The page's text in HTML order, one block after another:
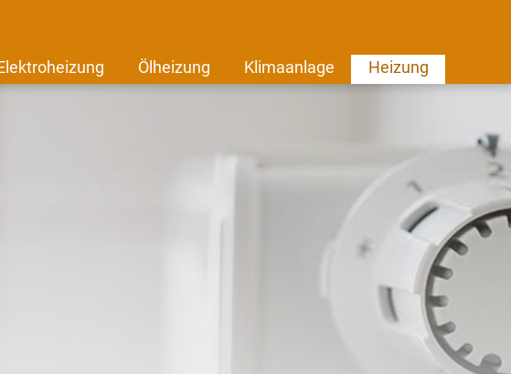
Ölheizung Klimaanlage Heizung